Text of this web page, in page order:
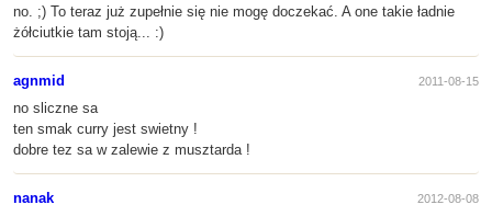
no. ;) To teraz już zupełnie się nie mogę doczekać. A one takie ładnie
żółciutkie tam stoją... :)
agnmid 2011-08-15
no sliczne sa
ten smak curry jest swietny !
dobre tez sa w zalewie z musztarda !
nanak 2012-08-08